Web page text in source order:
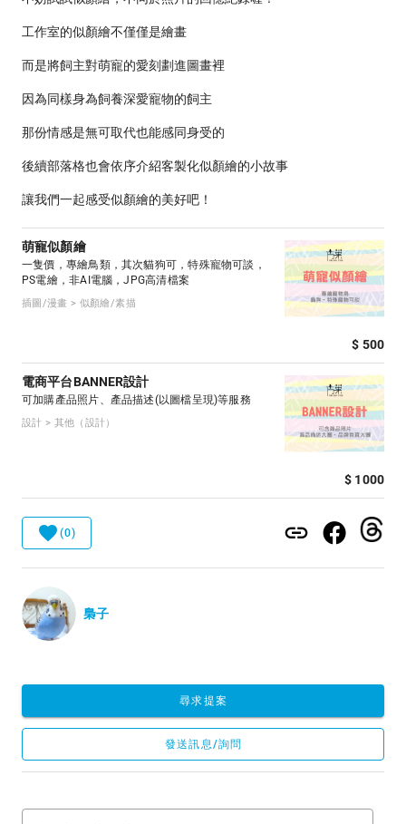
工作室的似顏繪不僅僅是繪畫
而是將飼主對萌寵的愛刻劃進圖畫裡
因為同樣身為飼養深愛寵物的飼主
那份情感是無可取代也能感同身受的
後續部落格也會依序介紹客製化似顏繪的小故事
讓我們一起感受似顏繪的美好吧！
萌寵似顏繪
一隻價，專繪鳥類，其次貓狗可，特殊寵物可談，
PS電繪，非AI電腦，JPG高清檔案
插圖/漫畫 > 似顏繪/素描
$ 500
電商平台BANNER設計
可加購產品照片、產品描述(以圖檔呈現)等服務
設計 > 其他（設計）
$ 1000
(0)
梟子
尋求提案
發送訊息/詢問